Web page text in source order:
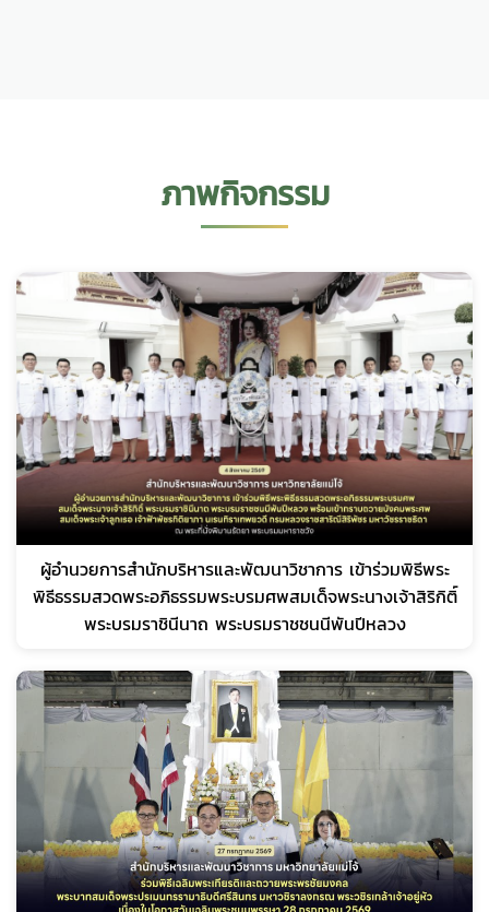
ภาพกิจกรรม
ผู้อำนวยการสำนักบริหารและพัฒนาวิชาการ เข้าร่วมพิธีพระ
พิธีธรรมสวดพระอภิธรรมพระบรมศพสมเด็จพระนางเจ้าสิริกิติ์
พระบรมราชินีนาถ พระบรมราชชนนีพันปีหลวง